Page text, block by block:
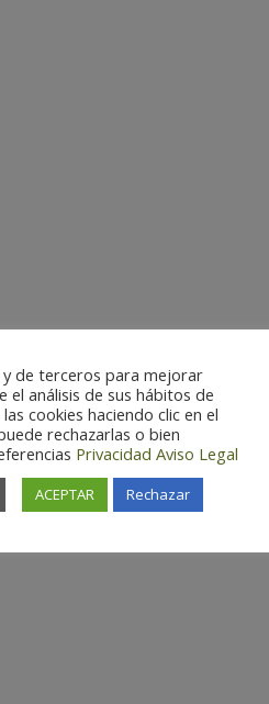
de terceros para mejorar
el análisis de sus hábitos de
cookies haciendo clic en el
rechazarlas o bien
Privacidad Aviso Legal
ACEPTAR Rechazar